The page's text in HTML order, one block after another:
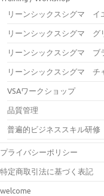
リーンシックスシグマ イ
リーンシックスシグマ グ
リーンシックスシグマ ブ
リーンシックスシグマ チ
VSAワークショップ
品質管理
普遍的ビジネススキル研修
プライバシーポリシー
特定商取引法に基づく表記
welcome